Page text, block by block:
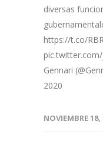
diversas
https://t.co/
Gennari
2020
NOVIEMBRE 18,